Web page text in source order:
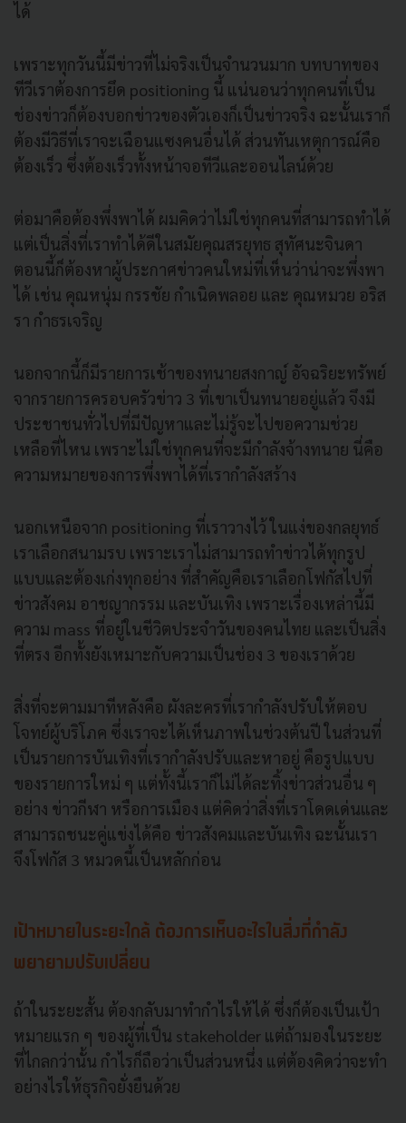
ได้
เพราะทุกวันนี้มีข่าวที่ไม่จริงเป็นจำนวนมาก บทบาทของ
ทีวีเราต้องการยึด positioning นี้ แน่นอนว่าทุกคนที่เป็น
ช่องข่าวก็ต้องบอกข่าวของตัวเองก็เป็นข่าวจริง ฉะนั้นเราก็
ต้องมีวิธีที่เราจะเฉือนแซงคนอื่นได้ ส่วนทันเหตุการณ์คือ
ต้องเร็ว ซึ่งต้องเร็วทั้งหน้าจอทีวีและออนไลน์ด้วย
ต่อมาคือต้องพึ่งพาได้ ผมคิดว่าไม่ใช่ทุกคนที่สามารถทำได้
แต่เป็นสิ่งที่เราทำได้ดีในสมัยคุณสรยุทธ สุทัศนะจินดา
ตอนนี้ก็ต้องหาผู้ประกาศข่าวคนใหม่ที่เห็นว่าน่าจะพึ่งพา
ได้ เช่น คุณหนุ่ม กรรชัย กำเนิดพลอย และ คุณหมวย อริส
รา กำธรเจริญ
นอกจากนี้ก็มีรายการเช้าของทนายสงกาญ์ อัจฉริยะทรัพย์
จากรายการครอบครัวข่าว 3 ที่เขาเป็นทนายอยู่แล้ว จึงมี
ประชาชนทั่วไปที่มีปัญหาและไม่รู้จะไปขอความช่วย
เหลือที่ไหน เพราะไม่ใช่ทุกคนที่จะมีกำลังจ้างทนาย นี่คือ
ความหมายของการพึ่งพาได้ที่เรากำลังสร้าง
นอกเหนือจาก positioning ที่เราวางไว้ ในแง่ของกลยุทธ์
เราเลือกสนามรบ เพราะเราไม่สามารถทำข่าวได้ทุกรูป
แบบและต้องเก่งทุกอย่าง ที่สำคัญคือเราเลือกโฟกัสไปที่
ข่าวสังคม อาชญากรรม และบันเทิง เพราะเรื่องเหล่านี้มี
ความ mass ที่อยู่ในชีวิตประจำวันของคนไทย และเป็นสิ่ง
ที่ตรง อีกทั้งยังเหมาะกับความเป็นช่อง 3 ของเราด้วย
สิ่งที่จะตามมาทีหลังคือ ผังละครที่เรากำลังปรับให้ตอบ
โจทย์ผู้บริโภค ซึ่งเราจะได้เห็นภาพในช่วงต้นปี ในส่วนที่
เป็นรายการบันเทิงที่เรากำลังปรับและหาอยู่ คือรูปแบบ
ของรายการใหม่ ๆ แต่ทั้งนี้เราก็ไม่ได้ละทิ้งข่าวส่วนอื่น ๆ
อย่าง ข่าวกีฬา หรือการเมือง แต่คิดว่าสิ่งที่เราโดดเด่นและ
สามารถชนะคู่แข่งได้คือ ข่าวสังคมและบันเทิง ฉะนั้นเรา
จึงโฟกัส 3 หมวดนี้เป็นหลักก่อน
เป้าหมายในระยะใกล้ ต้องการเห็นอะไรในสิ่งที่กำลัง
พยายามปรับเปลี่ยน
ถ้าในระยะสั้น ต้องกลับมาทำกำไรให้ได้ ซึ่งก็ต้องเป็นเป้า
หมายแรก ๆ ของผู้ที่เป็น stakeholder แต่ถ้ามองในระยะ
ที่ไกลกว่านั้น กำไรก็ถือว่าเป็นส่วนหนึ่ง แต่ต้องคิดว่าจะทำ
อย่างไรให้ธุรกิจยั่งยืนด้วย